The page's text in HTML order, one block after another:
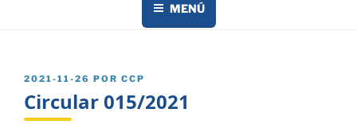
MENÚ
PUBLICADO
2021-11-26 POR CCP
Circular 015/2021